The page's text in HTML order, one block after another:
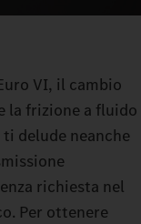
VI, il cambio
la frizione a fluido
delude neanche
richiesta nel
Per ottenere